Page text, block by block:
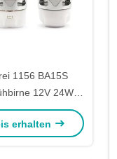
1156 BA15S
12V 24W
Auto Motorrad
mit Keramik
erhalten